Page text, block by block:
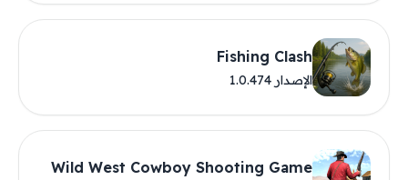
Fishing Clash
الإصدار 1.0.474
Wild West Cowboy Shooting Game